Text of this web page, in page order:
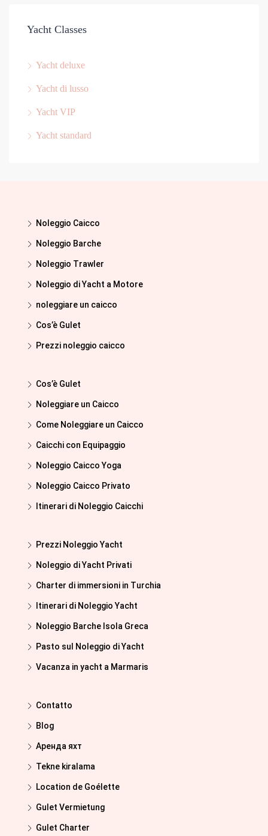
Yacht Classes
Yacht deluxe
Yacht di lusso
Yacht VIP
Yacht standard
Noleggio Caicco
Noleggio Barche
Noleggio Trawler
Noleggio di Yacht a Motore
noleggiare un caicco
Cos’è Gulet
Prezzi noleggio caicco
Cos’è Gulet
Noleggiare un Caicco
Come Noleggiare un Caicco
Caicchi con Equipaggio
Noleggio Caicco Yoga
Noleggio Caicco Privato
Itinerari di Noleggio Caicchi
Prezzi Noleggio Yacht
Noleggio di Yacht Privati
Charter di immersioni in Turchia
Itinerari di Noleggio Yacht
Noleggio Barche Isola Greca
Pasto sul Noleggio di Yacht
Vacanza in yacht a Marmaris
Contatto
Blog
Аренда яхт
Tekne kiralama
Location de Goélette
Gulet Vermietung
Gulet Charter